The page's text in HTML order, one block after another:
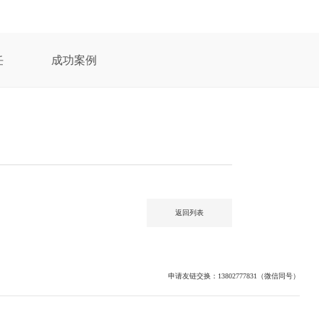
成功案例
返回列表
申请友链交换：13802777831（微信同号）